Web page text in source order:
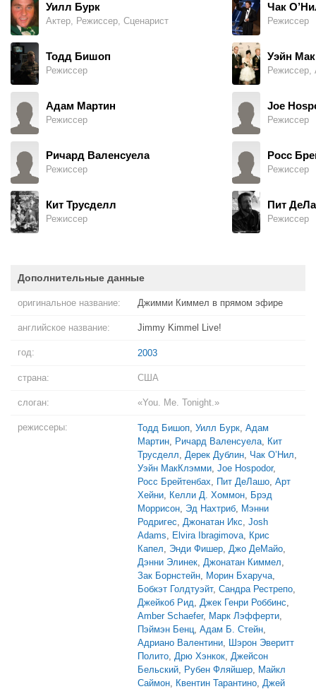
Уилл Бурк
Актер, Режиссер, Сценарист
Тодд Бишоп
Режиссер
Адам Мартин
Режиссер
Ричард Валенсуела
Режиссер
Кит Трусделл
Режиссер
Чак
Режиссер
Уэйн
Режиссер,
Joe
Режиссер
Росс
Режиссер
Пит
Режиссер
Дополнительные данные
оригинальное название: Джимми Киммел в прямом эфире
английское название: Jimmy Kimmel Live!
год: 2003
страна: США
слоган: «You. Me. Tonight.»
режиссеры: Тодд Бишоп, Уилл Бурк, Адам
Мартин, Ричард Валенсуела, Кит
Трусделл, Дерек Дублин, Чак О’Нил,
Уэйн МакКлэмми, Joe Hospodor,
Росс Брейтенбах, Пит ДеЛашо, Арт
Хейни, Келли Д. Хоммон, Брэд
Моррисон, Эд Нахтриб, Мэнни
Родригес, Джонатан Икс, Josh
Adams, Elvira Ibragimova, Крис
Капел, Энди Фишер, Джо ДеМайо,
Дэнни Элинек, Джонатан Киммел,
Зак Борнстейн, Морин Бхаруча,
Бобкэт Голдтуэйт, Сандра Рестрепо,
Джейкоб Рид, Джек Генри Роббинс,
Amber Schaefer, Марк Лэфферти,
Пэймэн Бенц, Адам Б. Стейн,
Адриано Валентини, Шэрон Эверитт
Полито, Дрю Хэнкок, Джейсон
Бельский, Рубен Фляйшер, Майкл
Саймон, Квентин Тарантино, Джей